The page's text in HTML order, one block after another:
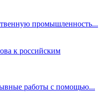
промышленность...
к российским
работы с помощью...